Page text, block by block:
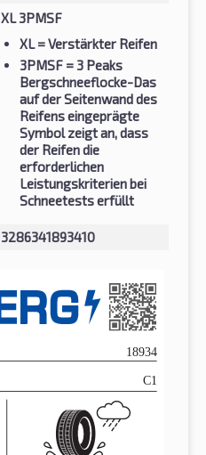
XL 3PMSF
XL= Verstärkter Reifen
3PMSF = 3 Peaks
Bergschneeflocke-Das
auf der Seitenwand des
Reifens eingeprägte
Symbol zeigt an, dass
der Reifen die
erforderlichen
Leistungskriterien bei
Schneetests erfüllt
3286341893410